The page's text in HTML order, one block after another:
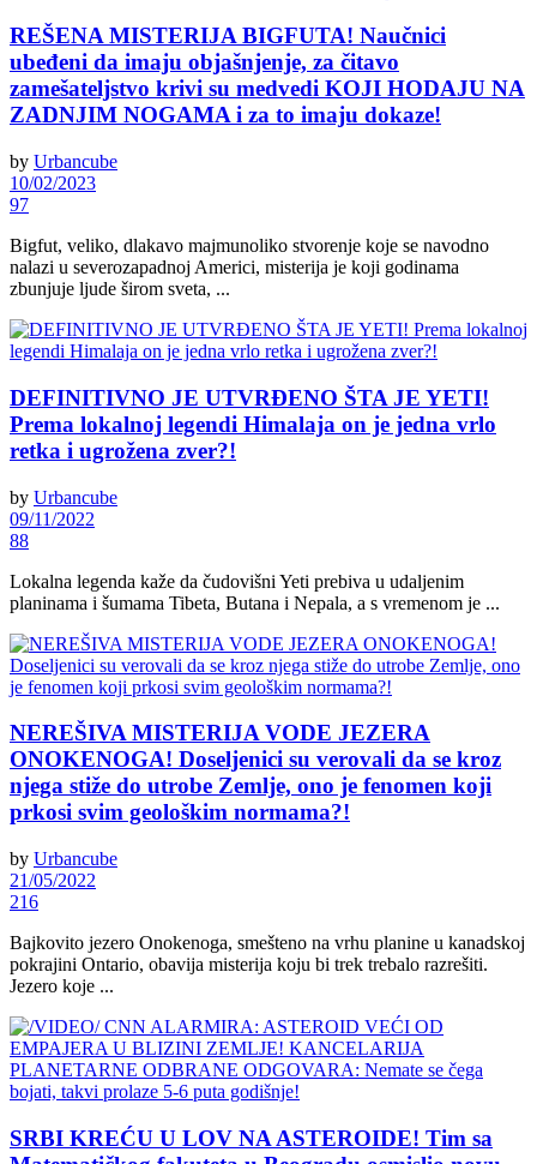
REŠENA MISTERIJA BIGFUTA! Naučnici
ubeđeni da imaju objašnjenje, za čitavo
zamešateljstvo krivi su medvedi KOJI HODAJU NA
ZADNJIM NOGAMA i za to imaju dokaze!
by Urbancube
10/02/2023
97
Bigfut, veliko, dlakavo majmunoliko stvorenje koje se navodno
nalazi u severozapadnoj Americi, misterija je koji godinama
zbunjuje ljude širom sveta, ...
DEFINITIVNO JE UTVRĐENO ŠTA JE YETI!
Prema lokalnoj legendi Himalaja on je jedna vrlo
retka i ugrožena zver?!
by Urbancube
09/11/2022
88
Lokalna legenda kaže da čudovišni Yeti prebiva u udaljenim
planinama i šumama Tibeta, Butana i Nepala, a s vremenom je ...
NEREŠIVA MISTERIJA VODE JEZERA
ONOKENOGA! Doseljenici su verovali da se kroz
njega stiže do utrobe Zemlje, ono je fenomen koji
prkosi svim geološkim normama?!
by Urbancube
21/05/2022
216
Bajkovito jezero Onokenoga, smešteno na vrhu planine u kanadskoj
pokrajini Ontario, obavija misterija koju bi trek trebalo razrešiti.
Jezero koje ...
SRBI KREĆU U LOV NA ASTEROIDE! Tim sa